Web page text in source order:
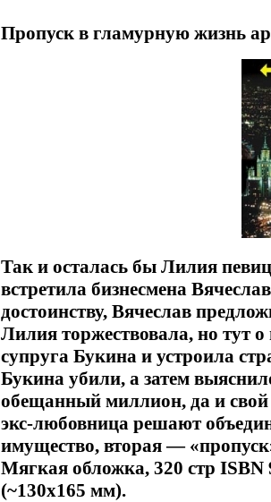
Пропуск в гламурную жизнь
Так и осталась бы Лилия
встретила бизнесмена
достоинству, Вячеслав
Лилия торжествовала, но тут
супруга Букина и устроила
Букина убили, а затем
обещанный миллион, да и
экс-любовница решают
имущество, вторая —
Мягкая обложка, 320 стр
(~130х165 мм).